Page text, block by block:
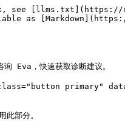
see [llms.txt](https://
as
Eva，快速获取诊断建议。
primary" data-
此部分。